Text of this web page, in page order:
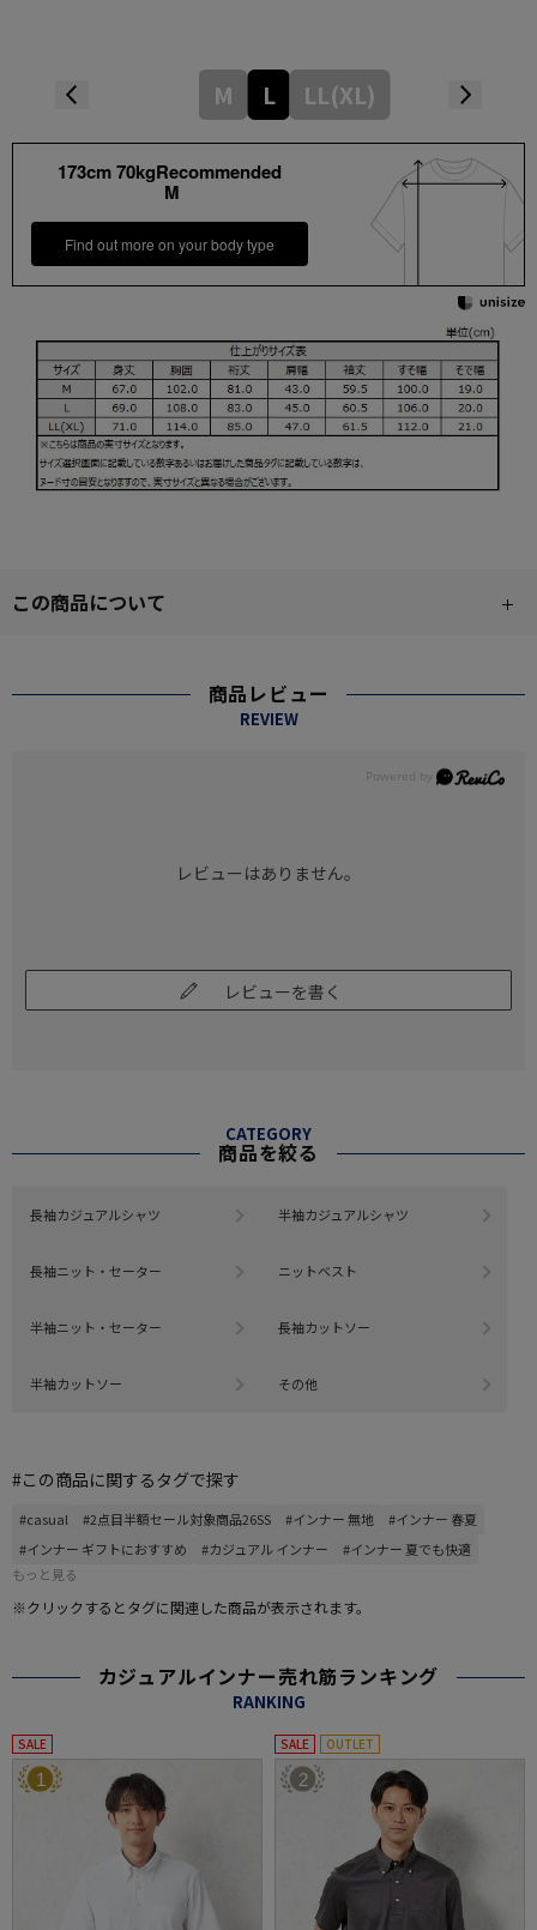
M L LL(XL)
173cm 70kgRecommended
M
Find out more on your body type
この商品について
商品レビュー
REVIEW
レビューはありません。
レビューを書く
CATEGORY
商品を絞る
長袖カジュアルシャツ 半袖カジュアルシャツ
長袖ニット・セーター ニットベスト
半袖ニット・セーター 長袖カットソー
半袖カットソー その他
#この商品に関するタグで探す
#casual #2点目半額セール対象商品26SS #インナー 無地
#インナー 春夏
#インナー ギフトにおすすめ
#カジュアル インナー
#インナー 夏でも快適
もっと見る
※クリックするとタグに関連した商品が表示されます。
カジュアルインナー売れ筋ランキング
RANKING
SALE
1
SALE OUTLET
2